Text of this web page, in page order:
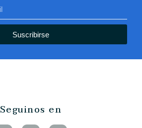
Suscribirse
Seguinos en